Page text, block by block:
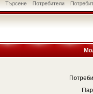
Търсене Потребители